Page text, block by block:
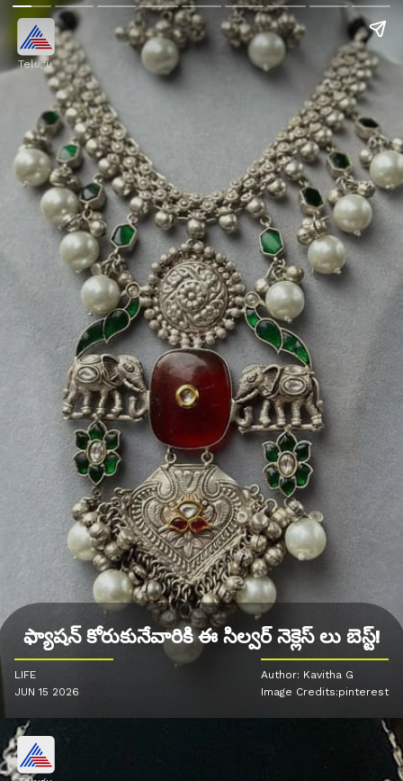
Telugu
ఫ్యాషన్‌ కోరుకునేవారికి ఈ సిల్వర్ నెక్లెస్ లు బెస్ట్!
LIFE
JUN 15 2026
Author: Kavitha G
Image Credits:pinterest